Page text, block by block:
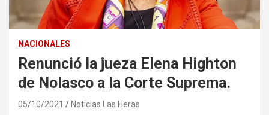
NACIONALES
Renunció la jueza Elena Highton
de Nolasco a la Corte Suprema.
05/10/2021 Noticias Las Heras